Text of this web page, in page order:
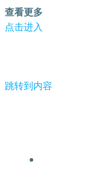
查看更多
点击进入
跳转到内容